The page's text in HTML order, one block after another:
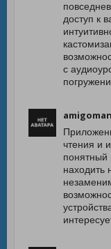
доступ к
с
чтения и
понятный
находить